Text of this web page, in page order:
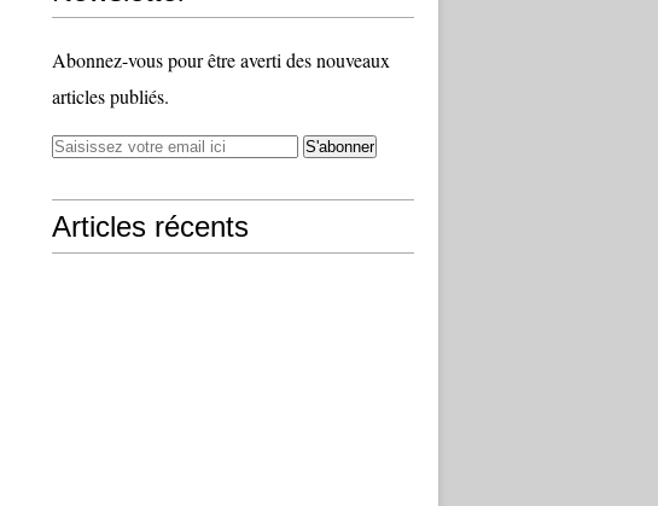
Abonnez-vous pour être averti des nouveaux
articles publiés.
Articles récents